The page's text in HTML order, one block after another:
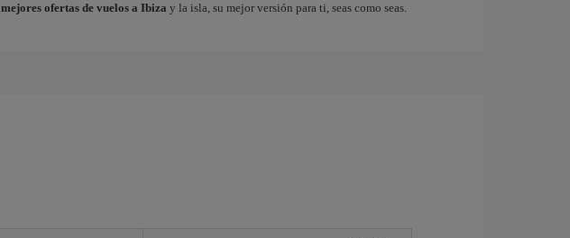
mejores ofertas de vuelos a Ibiza y la isla, su mejor versión para ti, seas como seas.